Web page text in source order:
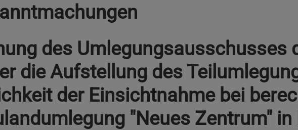
des Umlegungsausschusses
die Aufstellung des
der Einsichtnahme bei
"Neues Zentrum" in